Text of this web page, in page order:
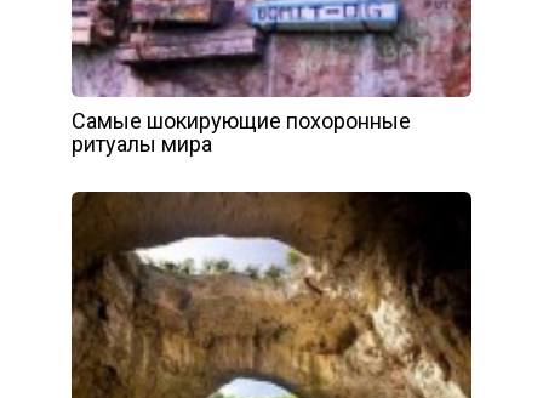
Самые шокирующие похоронные
ритуалы мира